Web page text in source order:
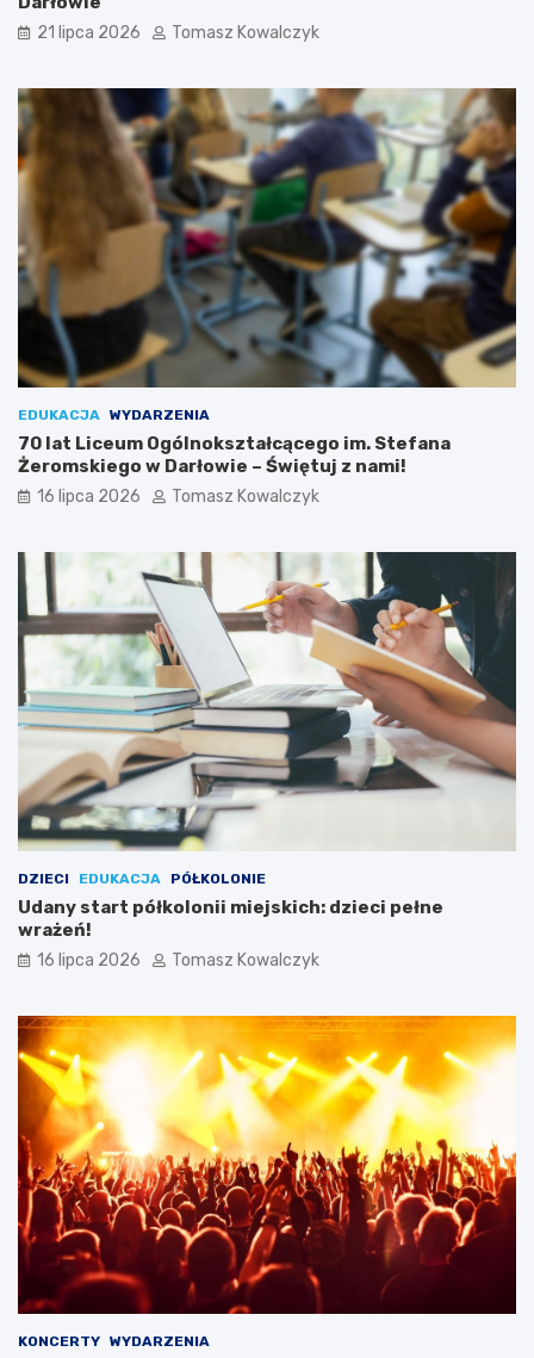
21 lipca 2026 Tomasz Kowalczyk
EDUKACJA WYDARZENIA
70 lat Liceum Ogólnokształcącego im. Stefana
Żeromskiego w Darłowie – Świętuj z nami!
16 lipca 2026 Tomasz Kowalczyk
DZIECI EDUKACJA PÓŁKOLONIE
Udany start półkolonii miejskich: dzieci pełne
wrażeń!
16 lipca 2026 Tomasz Kowalczyk
KONCERTY WYDARZENIA